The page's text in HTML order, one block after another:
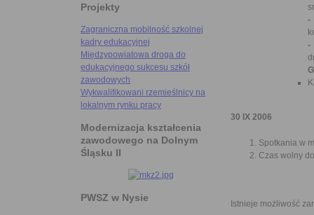
Projekty
Zagraniczna mobilność szkolnej
kadry edukacyjnej
Międzypowiatowa droga do
edukacyjnego sukcesu szkół
zawodowych
Wykwalifikowani rzemieślnicy na
lokalnym rynku pracy
Modernizacja kształcenia
zawodowego na Dolnym
Śląsku II
PWSZ w Nysie
-
-
30 IX 2006
Spotkania w
Czas wolny
Istnieje możliwość